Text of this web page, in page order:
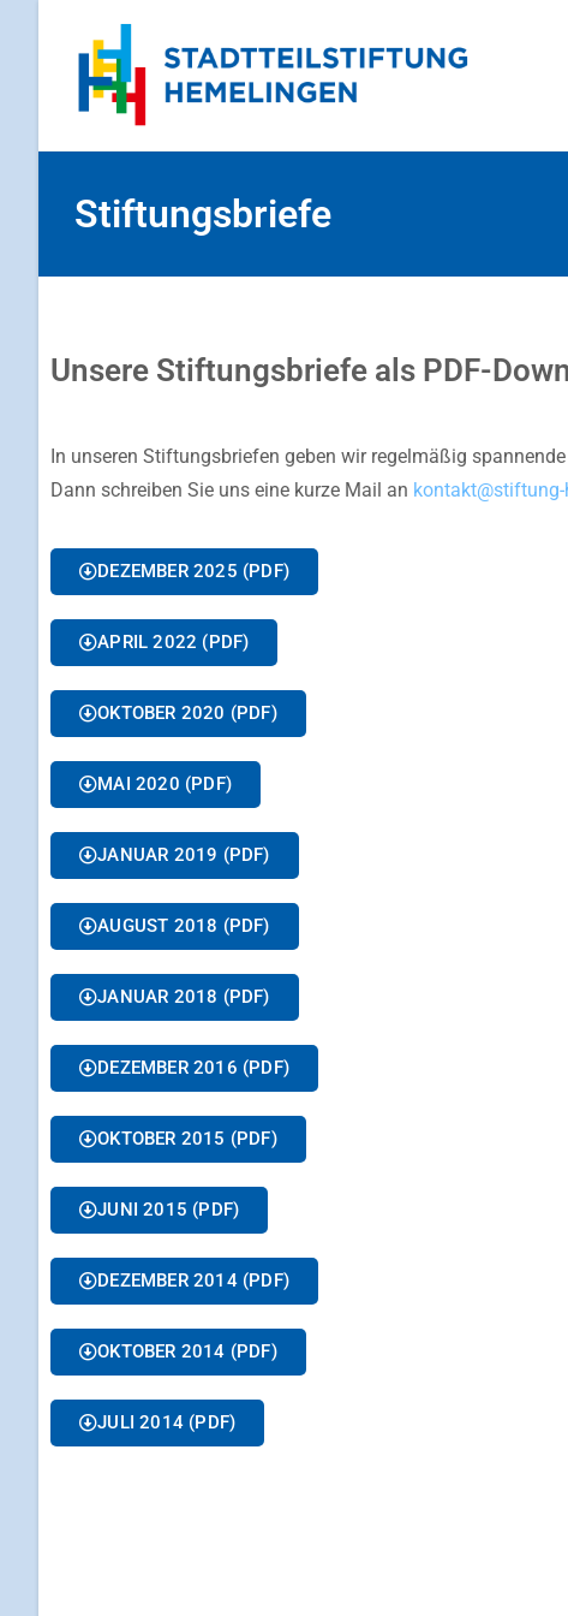
Stiftungsbriefe
Unsere Stiftungsbriefe als PDF-
In unseren Stiftungsbriefen geben wir regelmäßig
Dann schreiben Sie uns eine kurze Mail an
DEZEMBER 2025 (PDF)
APRIL 2022 (PDF)
OKTOBER 2020 (PDF)
MAI 2020 (PDF)
JANUAR 2019 (PDF)
AUGUST 2018 (PDF)
JANUAR 2018 (PDF)
DEZEMBER 2016 (PDF)
OKTOBER 2015 (PDF)
JUNI 2015 (PDF)
DEZEMBER 2014 (PDF)
OKTOBER 2014 (PDF)
JULI 2014 (PDF)